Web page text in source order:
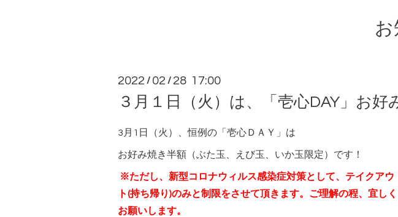
お
2022 / 02 / 28 17:00
３月１日（火）は、「壱心DAY」お好
3月1日（火）、恒例の「壱心ＤＡＹ」は
お好み焼き半額（ぶた玉、えび玉、いか玉限定）です！
※ただし、新型コロナウィルス感染症対策として、テイクアウ
ト(持ち帰り)のみと制限をさせて頂きます。ご理解の程、宜しく
お願いします。